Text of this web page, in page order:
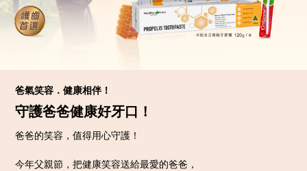
爸氣笑容．健康相伴！
守護爸爸健康好牙口！
爸爸的笑容，值得用心守護！
今年父親節，把健康笑容送給最愛的爸爸，